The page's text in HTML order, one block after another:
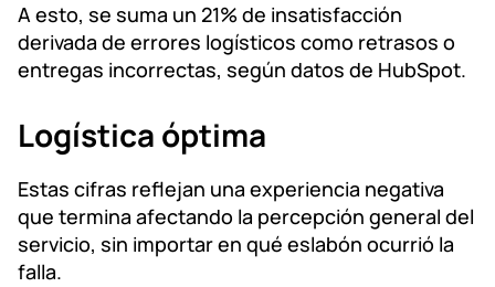
A esto, se suma un 21% de insatisfacción
derivada de errores logísticos como retrasos o
entregas incorrectas, según datos de HubSpot.
Logística óptima
Estas cifras reflejan una experiencia negativa
que termina afectando la percepción general del
servicio, sin importar en qué eslabón ocurrió la
falla.